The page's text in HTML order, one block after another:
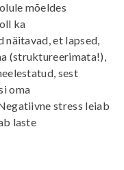
mõeldes
ka
näitavad, et lapsed,
(struktureerimata!),
sest
oma
stress leiab
laste